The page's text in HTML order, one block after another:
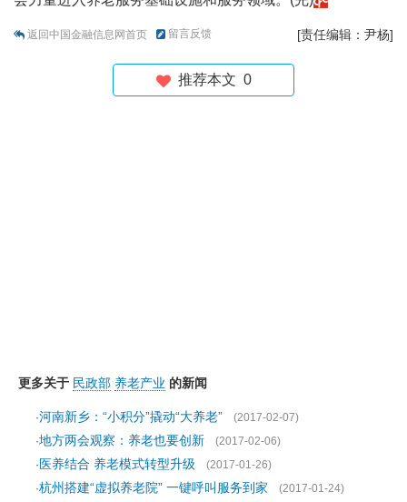
返回中国金融信息网首页 留言反馈 [责任编辑：尹杨]
推荐本文 0
更多关于 民政部 养老产业 的新闻
·河南新乡：“小积分”撬动“大养老”
(2017-02-07)
·地方两会观察：养老也要创新
(2017-02-06)
· 医养结合 养老模式转型升级
(2017-01-26)
·杭州搭建“虚拟养老院” 一键呼叫服务到家 (2017-01-24)